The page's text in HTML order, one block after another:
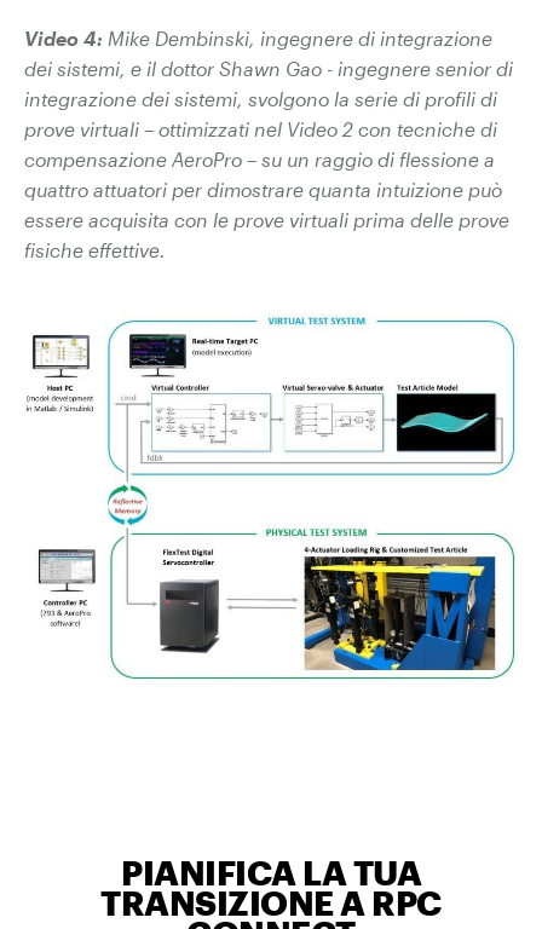
Video 4: Mike Dembinski, ingegnere di integrazione
dei sistemi, e il dottor Shawn Gao - ingegnere senior di
integrazione dei sistemi, svolgono la serie di profili di
prove virtuali – ottimizzati nel Video 2 con tecniche di
compensazione AeroPro – su un raggio di flessione a
quattro attuatori per dimostrare quanta intuizione può
essere acquisita con le prove virtuali prima delle prove
fisiche effettive.
PIANIFICA LA TUA
TRANSIZIONE A RPC